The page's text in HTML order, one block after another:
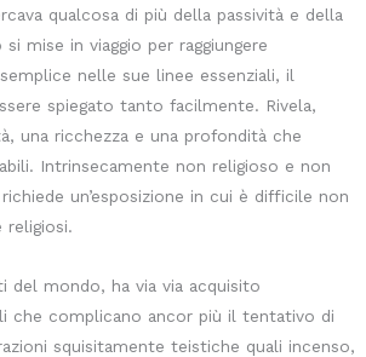
qualcosa di più della passività e della
mise in viaggio per raggiungere
nelle sue linee essenziali, il
spiegato tanto facilmente. Rivela,
una ricchezza e una profondità che
Intrinsecamente non religioso e non
un’esposizione in cui è difficile non
religiosi.
del mondo, ha via via acquisito
che complicano ancor più il tentativo di
squisitamente teistiche quali incenso,